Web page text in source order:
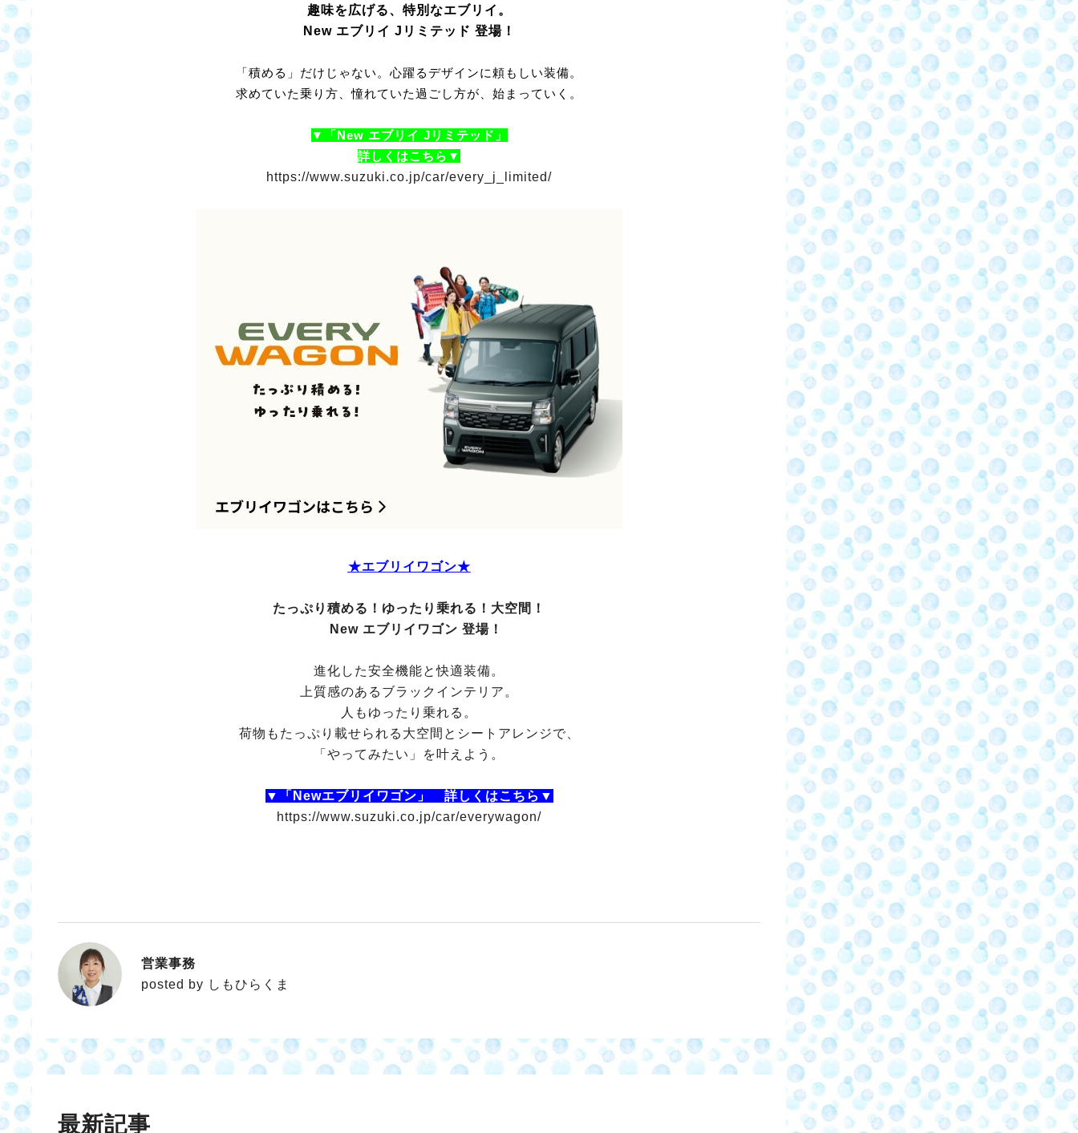
趣味を広げる、特別なエブリイ。
New エブリイ Jリミテッド 登場！
「積める」だけじゃない。心躍るデザインに頼もしい装備。
求めていた乗り方、憧れていた過ごし方が、始まっていく。
▼「New エブリイ Jリミテッド」
詳しくはこちら▼
https://www.suzuki.co.jp/car/every_j_limited/
★エブリイワゴン★
たっぷり積める！ゆったり乗れる！大空間！
New エブリイワゴン 登場！
進化した安全機能と快適装備。
上質感のあるブラックインテリア。
人もゆったり乗れる。
荷物もたっぷり載せられる大空間とシートアレンジで、
「やってみたい」を叶えよう。
▼「Newエブリイワゴン」 詳しくはこちら▼
https://www.suzuki.co.jp/car/everywagon/
しもひらくま
営業事務
posted by しもひらくま
最新記事